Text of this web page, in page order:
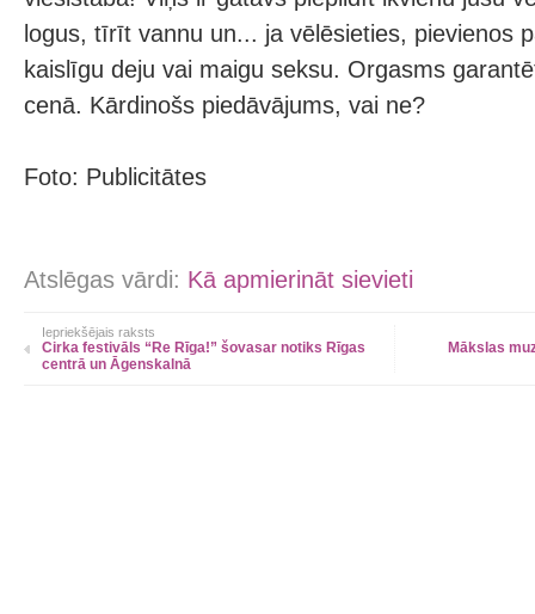
logus, tīrīt vannu un... ja vēlēsieties, pievienos
kaislīgu deju vai maigu seksu. Orgasms
cenā. Kārdinošs piedāvājums, vai ne?
Foto: Publicitātes
Atslēgas vārdi: Kā apmierināt sievieti
Iepriekšējais raksts
Cirka festivāls “Re Rīga!” šovasar notiks Rīgas
centrā un Āgenskalnā
Mākslas